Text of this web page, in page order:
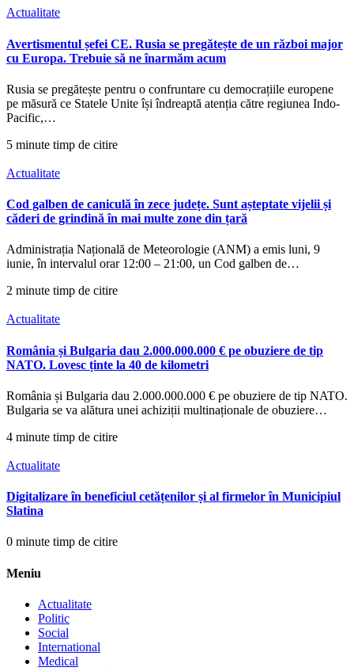
Actualitate
Avertismentul șefei CE. Rusia se pregătește de un război major
cu Europa. Trebuie să ne înarmăm acum
Rusia se pregătește pentru o confruntare cu democrațiile europene
pe măsură ce Statele Unite își îndreaptă atenția către regiunea Indo-
Pacific,…
5 minute timp de citire
Actualitate
Cod galben de caniculă în zece județe. Sunt așteptate vijelii și
căderi de grindină în mai multe zone din țară
Administrația Națională de Meteorologie (ANM) a emis luni, 9
iunie, în intervalul orar 12:00 – 21:00, un Cod galben de…
2 minute timp de citire
Actualitate
România și Bulgaria dau 2.000.000.000 € pe obuziere de tip
NATO. Lovesc ținte la 40 de kilometri
România și Bulgaria dau 2.000.000.000 € pe obuziere de tip NATO.
Bulgaria se va alătura unei achiziții multinaționale de obuziere…
4 minute timp de citire
Actualitate
Digitalizare în beneficiul cetățenilor și al firmelor în Municipiul
Slatina
0 minute timp de citire
Meniu
Actualitate
Politic
Social
International
Medical